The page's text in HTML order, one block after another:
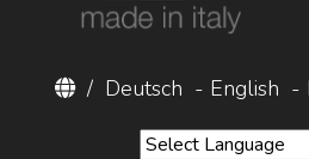
/ Deutsch - English -